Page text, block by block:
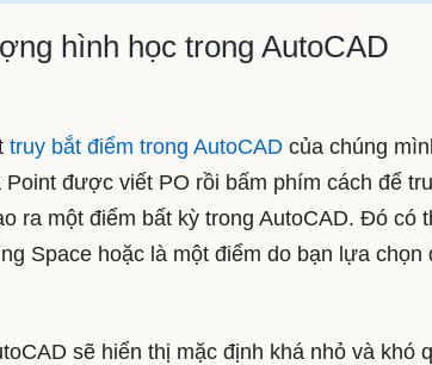
hình học trong AutoCAD
truy bắt điểm trong AutoCAD của chúng
được viết PO rồi bấm phím cách để
ra một điểm bất kỳ trong AutoCAD. Đó có
Space hoặc là một điểm do bạn lựa
sẽ hiển thị mặc định khá nhỏ và khó